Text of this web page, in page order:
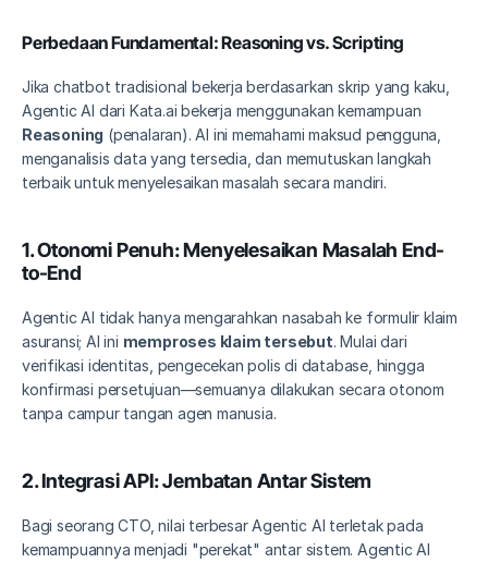
Perbedaan Fundamental: Reasoning vs. Scripting
Jika chatbot tradisional bekerja berdasarkan skrip yang kaku,
Reasoning (penalaran). AI ini memahami maksud pengguna,
menganalisis data yang tersedia, dan memutuskan langkah
terbaik untuk menyelesaikan masalah secara mandiri.
1. Otonomi Penuh: Menyelesaikan Masalah End-
to-End
Agentic AI tidak hanya mengarahkan nasabah ke formulir klaim
asuransi; AI ini memproses klaim tersebut. Mulai dari
verifikasi identitas, pengecekan polis di database, hingga
konfirmasi persetujuan—semuanya dilakukan secara otonom
tanpa campur tangan agen manusia.
2. Integrasi API: Jembatan Antar Sistem
Bagi seorang CTO, nilai terbesar Agentic AI terletak pada
kemampuannya menjadi "perekat" antar sistem. Agentic AI